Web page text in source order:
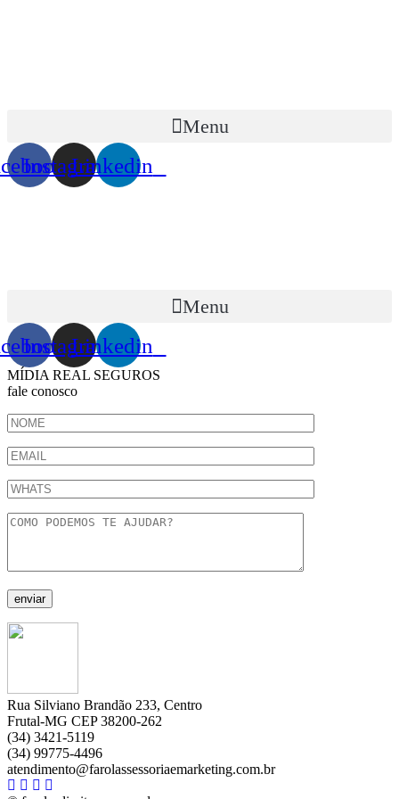
Menu
InstagramLinkedin
Menu
InstagramLinkedin
MÍDIA REAL SEGUROS
fale conosco
Rua Silviano Brandão 233, Centro
Frutal-MG CEP 38200-262
(34) 3421-5119
(34) 99775-4496
atendimento@farolassessoriaemarketing.com.br